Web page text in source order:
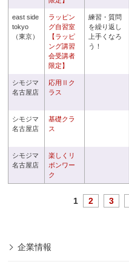
east side
tokyo
（東京）
ラッピン
グ自習室
【ラッピ
ング講習
会受講者
限定】
練習・質問
を繰り返し
上手くなろ
う！
シモジマ
名古屋店
応用Ⅱク
ラス
シモジマ
名古屋店
基礎クラ
ス
シモジマ
名古屋店
楽しくリ
ボンワー
ク
1 2 3
企業情報